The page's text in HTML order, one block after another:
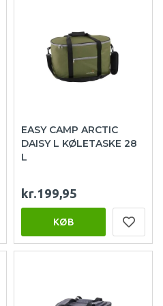
EASY CAMP ARCTIC
DAISY L KØLETASKE 28
L
kr.199,95
KØB